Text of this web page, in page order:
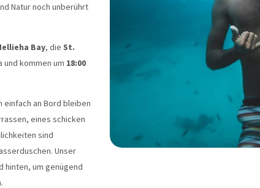
Natur noch unberührt
Bay, die St.
und kommen um 18:00
einfach an Bord bleiben
eines schicken
sind
Unser
hinten, um genügend